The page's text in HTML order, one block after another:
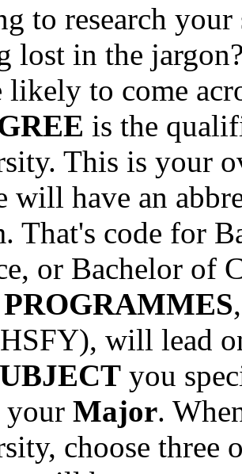
to research
lost in the
likely to come
is the
This is your
will have an
That's code for
or Bachelor of
PROGRAMMES
will lead
you
your Major.
choose three